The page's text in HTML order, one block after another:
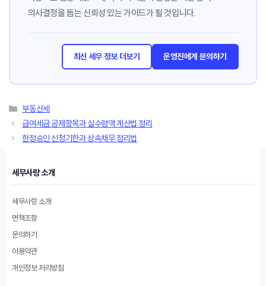
의사결정을 돕는 신뢰성 있는 가이드가 될 것입니다.
최신 세무 정보 더보기 운영진에게 문의하기
카
테
고
리
부동산세
급여세금 공제항목과 실수령액 계산법 정리
한정승인 신청기한과 상속채무 정리법
세무사랑 소개
세무사랑 소개
면책조항
문의하기
이용약관
개인정보 처리방침